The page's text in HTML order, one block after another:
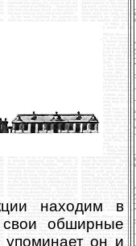
находим в
обширные
упоминает он и